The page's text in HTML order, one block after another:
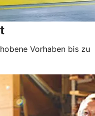
Vorhaben bis zu